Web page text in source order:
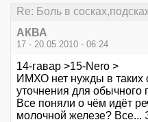
Re: Боль в
АКВА
17 - 20.05.2010 - 06:24
14-гавар >15-Nero >
ИМХО нет нужды в таких
уточнения для обычного
Все поняли о чём идёт
молочной железе? Все...